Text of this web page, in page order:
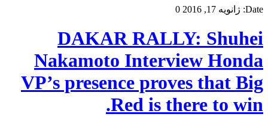
Date: ژانویه 17, 2016 0
DAKAR RALLY: Shuhei
Nakamoto Interview Honda
VP’s presence proves that Big
Red is there to win.